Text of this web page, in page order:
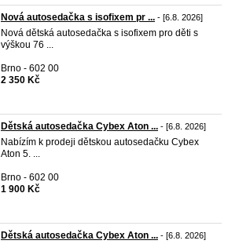
Nová autosedačka s isofixem pr ... - [6.8. 2026]
Nová dětská autosedačka s isofixem pro děti s
výškou 76 ...
Brno - 602 00
2 350 Kč
Dětská autosedačka Cybex Aton ... - [6.8. 2026]
Nabízím k prodeji dětskou autosedačku Cybex
Aton 5. ...
Brno - 602 00
1 900 Kč
Dětská autosedačka Cybex Aton ... - [6.8. 2026]